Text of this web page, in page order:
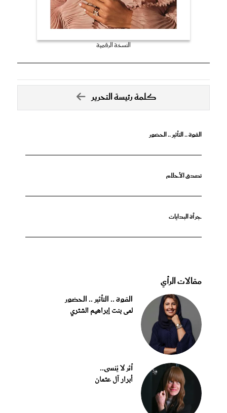
النسخة الرقمية
كلمة رئيسة التحرير
القوة .. التأثير .. الحضور
تصدق الأحلام
جرأة البدايات
مقالات الرأي
القوة .. التأثير .. الحضور
لمى بنت إبراهيم الشثري
أثر لا يُنسى..
أبرار آل عثمان